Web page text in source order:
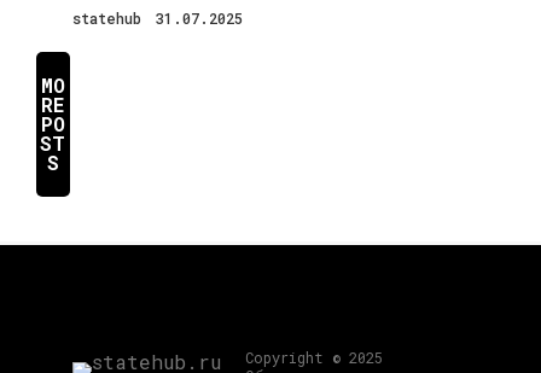
statehub 31.07.2025
MO
RE
PO
ST
S
Copyright © 2025